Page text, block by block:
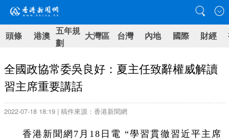
頭條 港澳 五年規
劃
大灣區 台灣 內地 國際 財經
全國政協常委吳良好：夏主任致辭權威解讀
習主席重要講話
2022-07-18 18:19 | 稿件來源：香港新聞網
香港新聞網7月18日電 “學習貫徹習近平主席